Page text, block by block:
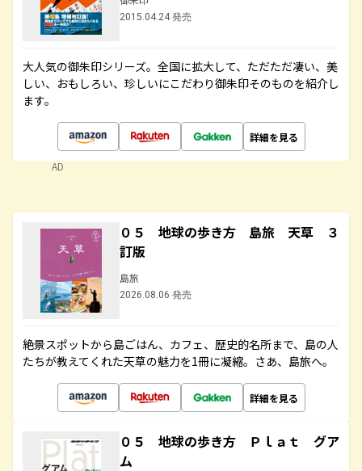
2015.04.24 発売
大人気の御朱印シリーズ。全国に拡大して、ただただ凄い、美
しい、おもしろい、珍しいにこだわり御朱印そのものを紹介し
ます。
詳細を見る
AD
０５ 地球の歩き方 島旅 天草 ３
訂版
島旅
2026.08.06 発売
絶景スポットから島ごはん、カフェ、歴史的名所まで、島の人
たちが教えてくれた天草の魅力を1冊に凝縮。さあ、島旅へ。
詳細を見る
０５ 地球の歩き方 Ｐｌａｔ グア
ム